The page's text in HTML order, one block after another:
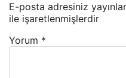
E-posta adresiniz
ile işaretlenmişlerdir
Yorum *